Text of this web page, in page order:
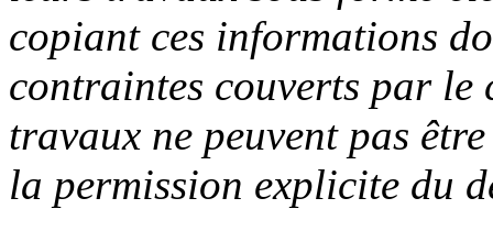
copiant ces informations
contraintes couverts par le
travaux ne peuvent pas
la permission explicite du